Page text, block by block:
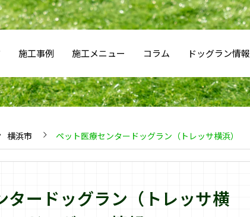
施工事例 施工メニュー コラム ドッグラン情報
横浜市 ペット医療センタードッグラン（トレッサ横浜）
タードッグラン（トレッサ横